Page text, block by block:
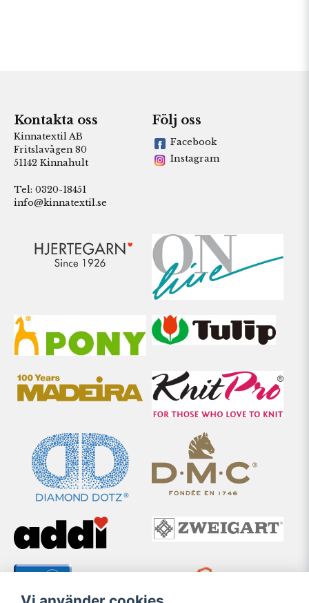
Kontakta oss
Kinnatextil AB
Fritslavägen 80
51142 Kinnahult
Tel: 0320-18451
info@kinnatextil.se
Följ oss
Facebook
Instagram